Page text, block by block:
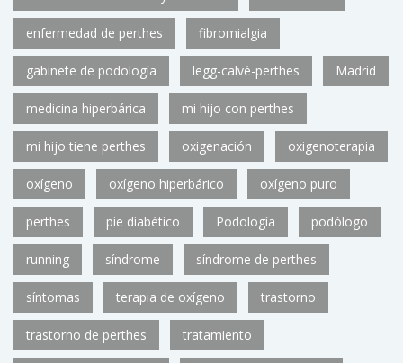
enfermedad de perthes fibromialgia
gabinete de podología legg-calvé-perthes Madrid
medicina hiperbárica mi hijo con perthes
mi hijo tiene perthes oxigenación oxigenoterapia
oxígeno oxígeno hiperbárico oxígeno puro
perthes pie diabético Podología podólogo
running síndrome síndrome de perthes
síntomas terapia de oxígeno trastorno
trastorno de perthes tratamiento